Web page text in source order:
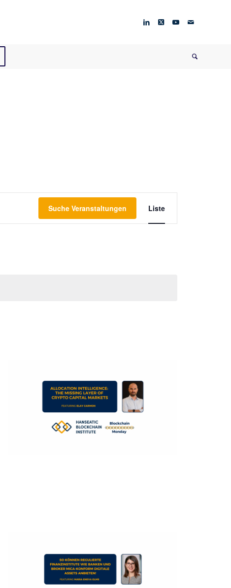
Suche Veranstaltungen
Ansichten-
Liste